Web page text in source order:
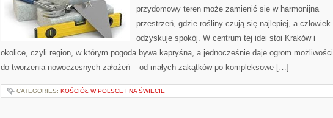
przydomowy teren może zamienić się w harmonijną
przestrzeń, gdzie rośliny czują się najlepiej, a człowiek
odzyskuje spokój. W centrum tej idei stoi Kraków i
okolice, czyli region, w którym pogoda bywa kapryśna, a jednocześnie daje ogrom możliwości
do tworzenia nowoczesnych założeń – od małych zakątków po kompleksowe […]
CATEGORIES: KOŚCIÓŁ W POLSCE I NA ŚWIECIE